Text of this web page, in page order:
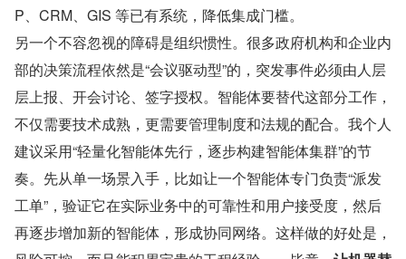
P、CRM、GIS 等已有系统，降低集成门槛。
另一个不容忽视的障碍是组织惯性。很多政府机构和企业内
部的决策流程依然是“会议驱动型”的，突发事件必须由人层
层上报、开会讨论、签字授权。智能体要替代这部分工作，
不仅需要技术成熟，更需要管理制度和法规的配合。我个人
建议采用“轻量化智能体先行，逐步构建智能体集群”的节
奏。先从单一场景入手，比如让一个智能体专门负责“派发
工单”，验证它在实际业务中的可靠性和用户接受度，然后
再逐步增加新的智能体，形成协同网络。这样做的好处是，